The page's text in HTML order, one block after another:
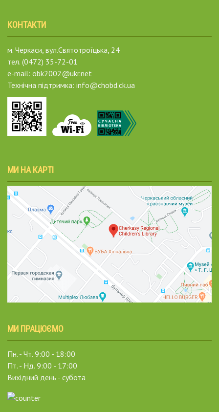
КОНТАКТИ
м. Черкаси, вул.Святотроїцька, 24
тел. (0472) 35-72-01
e-mail: obk2002@ukr.net
Технічна підтримка: info@chobd.ck.ua
МИ НА КАРТІ
МИ ПРАЦЮЄМО
Пн. - Чт. 9:00 - 18:00
Пт. - Нд. 9:00 - 17:00
Вихідний день - субота